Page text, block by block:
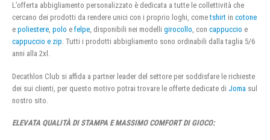
L’offerta abbigliamento personalizzato è dedicata a tutte le collettività che
cercano dei prodotti da rendere unici con i proprio loghi, cometshirt in cotone
e poliestere, polo e felpe, disponibili nei modelli girocollo, con cappuccio e
cappuccio e zip. Tutti i prodotti abbigliamento sono ordinabili dalla taglia 5/6
anni alla 2xl.
Decathlon Club si affida a partner leader del settore per soddisfare le richieste
dei sui clienti, per questo motivo potrai trovare le offerte dedicate di Joma sul
nostro sito.
ELEVATA QUALITÀ DI STAMPA E MASSIMO COMFORT DI GIOCO: